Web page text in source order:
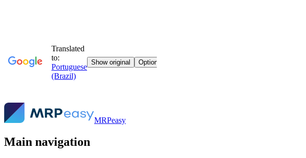
MRPeasy
Main navigation